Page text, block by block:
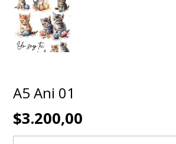
A5 Ani 01
$3.200,00